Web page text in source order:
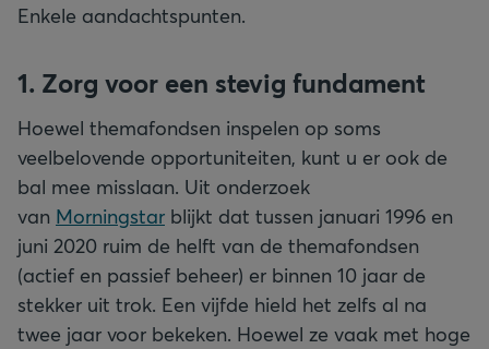
Enkele aandachtspunten.
1. Zorg voor een stevig fundament
Hoewel themafondsen inspelen op soms
veelbelovende opportuniteiten, kunt u er ook de
bal mee misslaan. Uit onderzoek
van Morningstar blijkt dat tussen januari 1996 en
juni 2020 ruim de helft van de themafondsen
(actief en passief beheer) er binnen 10 jaar de
stekker uit trok. Een vijfde hield het zelfs al na
twee jaar voor bekeken. Hoewel ze vaak met hoge